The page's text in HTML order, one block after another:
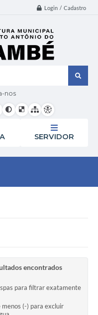
Login / Cadastro
nos
SERVIDOR
encontrados
para filtrar exatamente
(-) para excluir